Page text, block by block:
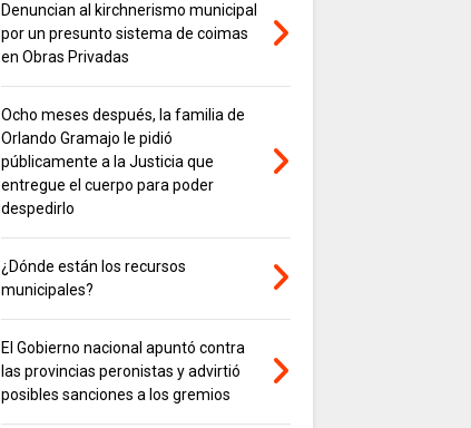
Denuncian al kirchnerismo municipal
por un presunto sistema de coimas
en Obras Privadas
Ocho meses después, la familia de
Orlando Gramajo le pidió
públicamente a la Justicia que
entregue el cuerpo para poder
despedirlo
¿Dónde están los recursos
municipales?
El Gobierno nacional apuntó contra
las provincias peronistas y advirtió
posibles sanciones a los gremios